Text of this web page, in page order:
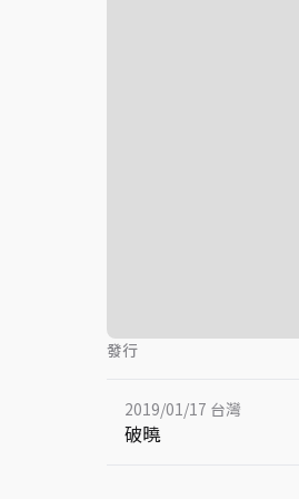
發行
2019/01/17 台灣
破曉